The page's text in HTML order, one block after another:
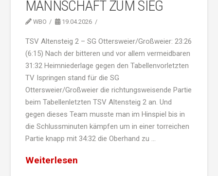
MANNSCHAFT ZUM SIEG
WBO 19.04.2026
TSV Altensteig 2 – SG Ottersweier/Großweier: 23:26
(6:15) Nach der bitteren und vor allem vermeidbaren
31:32 Heimniederlage gegen den Tabellenvorletzten
TV Ispringen stand für die SG
Ottersweier/Großweier die richtungsweisende Partie
beim Tabellenletzten TSV Altensteig 2 an. Und
gegen dieses Team musste man im Hinspiel bis in
die Schlussminuten kämpfen um in einer torreichen
Partie knapp mit 34:32 die Oberhand zu …
Weiterlesen